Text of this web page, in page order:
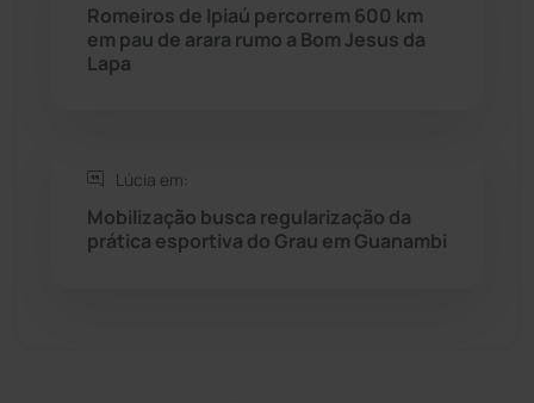
Tanhaçu
Romeiros de Ipiaú percorrem 600 km
em pau de arara rumo a Bom Jesus da
Lapa
Lúcia em:
Mobilização busca regularização da
prática esportiva do Grau em Guanambi